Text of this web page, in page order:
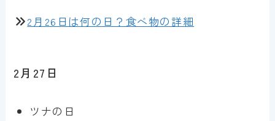
2月26日は何の日？食べ物の詳細
2月27日
ツナの日